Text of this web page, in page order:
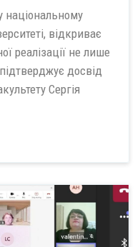
національному
відкриває
реалізації не лише
досвід
Сергія